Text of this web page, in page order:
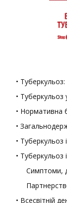
•
• Туберкульоз
• Нормативна
•
• Туберкульоз
• Туберкульоз
Симптоми,
• Всесвітній